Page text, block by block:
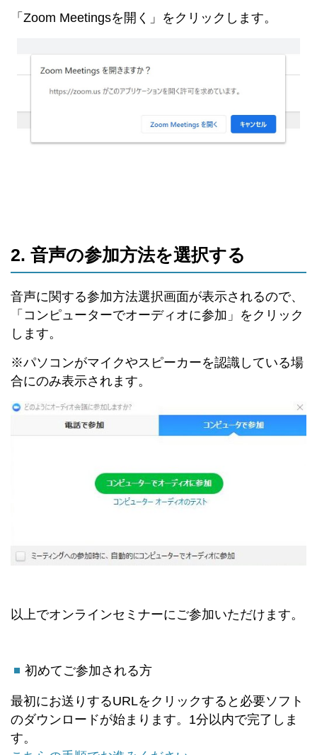
「Zoom Meetingsを開く」をクリックします。
2. 音声の参加方法を選択する
音声に関する参加方法選択画面が表示されるので、
「コンピューターでオーディオに参加」をクリック
します。
※パソコンがマイクやスピーカーを認識している場
合にのみ表示されます。
以上でオンラインセミナーにご参加いただけます。
初めてご参加される方
最初にお送りするURLをクリックすると必要ソフト
のダウンロードが始まります。1分以内で完了しま
す。